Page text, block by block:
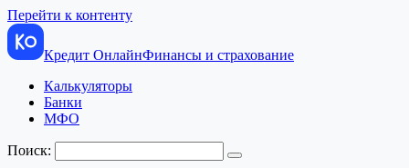
Перейти к контенту
Кредит ОнлайнФинансы и страхование
Калькуляторы
Банки
МФО
Поиск: